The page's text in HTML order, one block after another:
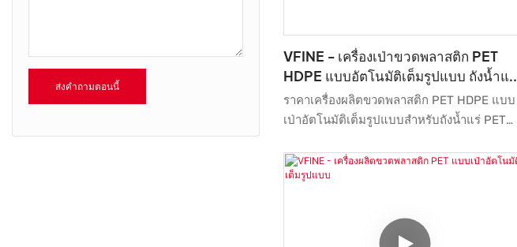
ส่งคำถามตอนนี้
VFINE - เครื่องเป่าขวดพลาสติก PET
HDPE แบบอัตโนมัติเต็มรูปแบบ ถังน้ำแร่
การผลิตแม่พิมพ์เป่าขึ้นรูป Maki
ราคาเครื่องผลิตขวดพลาสติก PET HDPE แบบ
เป่าอัตโนมัติเต็มรูปแบบสำหรับถังน้ำแร่ PET
ผลิตแม่พิมพ์ประกอบด้วยนวัตกรรมที่ล้ำสมัย
มากมาย นอกจากนี้ วิศวกรมืออาชีพและมี
กำหนดเองเพื่อช่วยออกแบบได้อีกด้วย